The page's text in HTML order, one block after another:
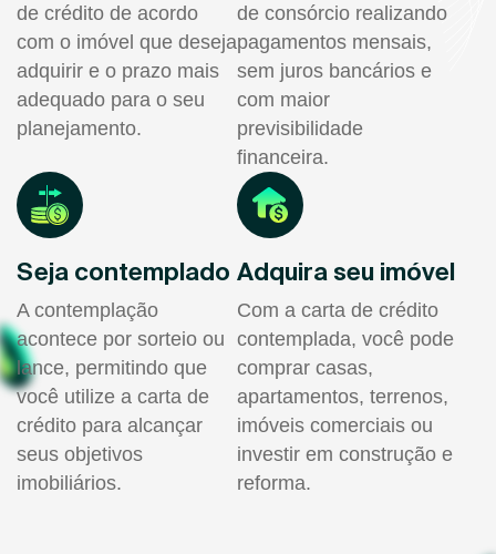
de crédito de acordo
com o imóvel que deseja
adquirir e o prazo mais
adequado para o seu
planejamento.
de consórcio realizando
pagamentos mensais,
sem juros bancários e
com maior
previsibilidade
financeira.
Seja contemplado
A contemplação
acontece por sorteio ou
lance, permitindo que
você utilize a carta de
crédito para alcançar
seus objetivos
imobiliários.
Adquira seu imóvel
Com a carta de crédito
contemplada, você pode
comprar casas,
apartamentos, terrenos,
imóveis comerciais ou
investir em construção e
reforma.